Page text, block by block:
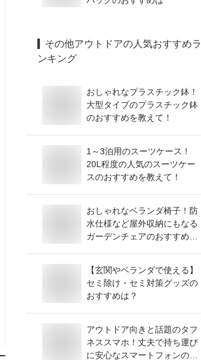
その他アウトドアの人気おすすめラ
ンキング
おしゃれなプラスチック鉢！
大型タイプのプラスチック鉢
のおすすめを教えて！
1～3泊用のスーツケース！
20L程度の人気のスーツケー
スのおすすめを教えて！
おしゃれなベランダ椅子！防
水仕様など屋外収納にもなる
ガーデンチェアのおすすめ
【玄関やベランダで使える】
セミ除け・セミ対策グッズの
おすすめは？
アウトドア向きと話題のタフ
ネススマホ！丈夫で持ち運び
に安心なスマートフォンのお